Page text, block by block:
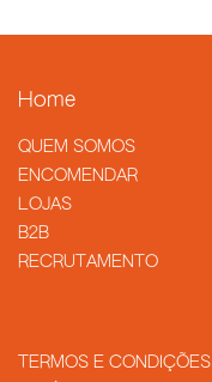
Home
QUEM SOMOS
​ENCOMENDAR
LOJAS
B2B
RECRUTAMENTO
TERMOS E CONDIÇÕES